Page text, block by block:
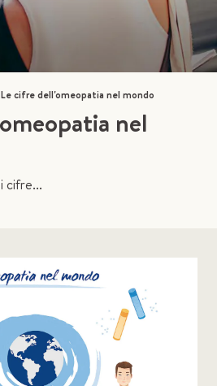
Le cifre dell'omeopatia nel mondo
nel
cifre...